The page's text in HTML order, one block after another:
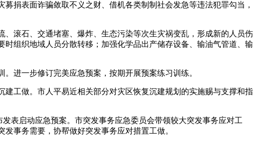
表面诈骗敛取不义之财、借机各类制制社会发急等违法犯罪勾当，
滚石、交通堵塞、爆炸、生态污染等次生灾祸变乱，形成新的人员伤
组织地域人员分散转移；加强化学品出产储存设备、输油气管道、输
进一步修订完美应急预案，按期开展预案练习训练。
工做。市人平易近相关部分对灾区恢复沉建规划的实施赐与支撑和指
启动应急预案。市突发事务应急委员会带领较大突发事务应对工
事务需要，协帮做好突发事务应对措置工做。